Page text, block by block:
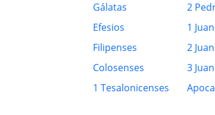
Gálatas
Efesios
Filipenses
Colosenses
1 Tesalonicenses
2
1 Juan
2 Juan
3 Juan